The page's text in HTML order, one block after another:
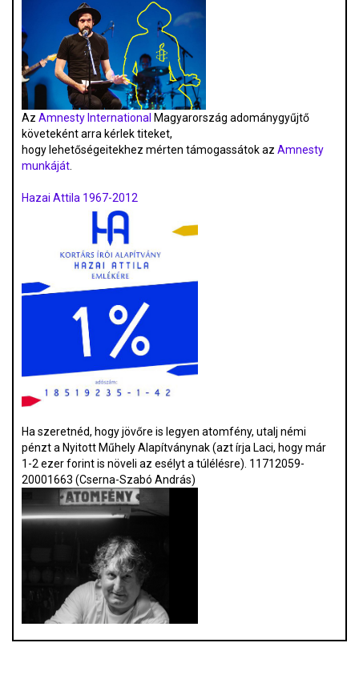
Az Amnesty International Magyarország adománygyűjtő
követeként arra kérlek titeket,
hogy lehetőségeitekhez mérten támogassátok az Amnesty
munkáját.
Hazai Attila 1967-2012
Ha szeretnéd, hogy jövőre is legyen atomfény, utalj némi
pénzt a Nyitott Műhely Alapítványnak (azt írja Laci, hogy már
1-2 ezer forint is növeli az esélyt a túlélésre). 11712059-
20001663 (Cserna-Szabó András)